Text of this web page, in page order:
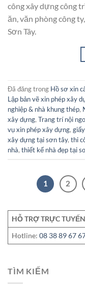
công xây dựng công
ăn, văn phòng công
Sơn Tây.
Đã đăng trong Hồ sơ xin
Lập bản vẽ xin phép xây
nghiệp & nhà khung thép,
xây dựng, Trang trí nội
vụ xin phép xây dựng,
xây dựng tại sơn tây, thi
nhà, thiết kế nhà đẹp tại
1 2
HỖ TRỢ TRỰC TUYẾN
Hotline:08 38 89 67
TÌM KIẾM